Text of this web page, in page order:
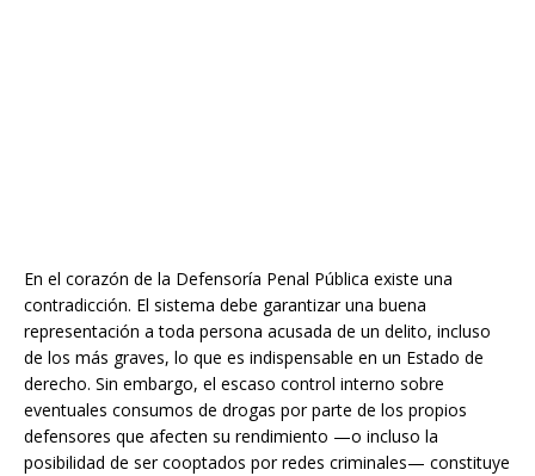
En el corazón de la Defensoría Penal Pública existe una
contradicción. El sistema debe garantizar una buena
representación a toda persona acusada de un delito, incluso
de los más graves, lo que es indispensable en un Estado de
derecho. Sin embargo, el escaso control interno sobre
eventuales consumos de drogas por parte de los propios
defensores que afecten su rendimiento —o incluso la
posibilidad de ser cooptados por redes criminales— constituye